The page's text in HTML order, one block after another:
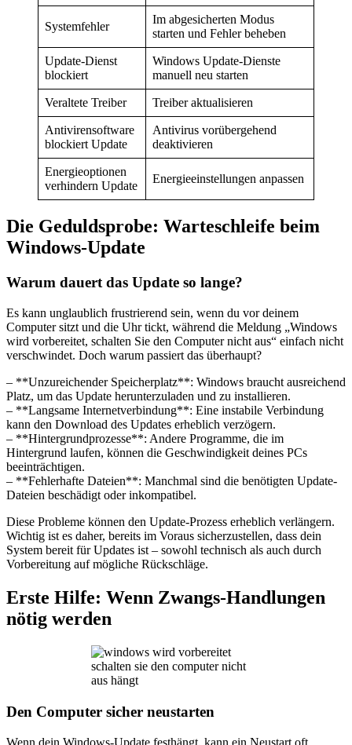
Systemfehler
Im abgesicherten Modus
starten und Fehler beheben
Update-Dienst
blockiert
Windows Update-Dienste
manuell neu starten
Veraltete Treiber Treiber aktualisieren
Antivirensoftware
blockiert Update
Antivirus vorübergehend
deaktivieren
Energieoptionen
verhindern Update
Energieeinstellungen anpassen
Die Geduldsprobe: Warteschleife beim
Windows-Update
Warum dauert das Update so lange?
Es kann unglaublich frustrierend sein, wenn du vor deinem
Computer sitzt und die Uhr tickt, während die Meldung „Windows
wird vorbereitet, schalten Sie den Computer nicht aus“ einfach nicht
verschwindet. Doch warum passiert das überhaupt?
– **Unzureichender Speicherplatz**: Windows braucht ausreichend
Platz, um das Update herunterzuladen und zu installieren.
– **Langsame Internetverbindung**: Eine instabile Verbindung
kann den Download des Updates erheblich verzögern.
– **Hintergrundprozesse**: Andere Programme, die im
Hintergrund laufen, können die Geschwindigkeit deines PCs
beeinträchtigen.
– **Fehlerhafte Dateien**: Manchmal sind die benötigten Update-
Dateien beschädigt oder inkompatibel.
Diese Probleme können den Update-Prozess erheblich verlängern.
Wichtig ist es daher, bereits im Voraus sicherzustellen, dass dein
System bereit für Updates ist – sowohl technisch als auch durch
Vorbereitung auf mögliche Rückschläge.
Erste Hilfe: Wenn Zwangs-Handlungen
nötig werden
Den Computer sicher neustarten
Wenn dein Windows-Update festhängt, kann ein Neustart oft